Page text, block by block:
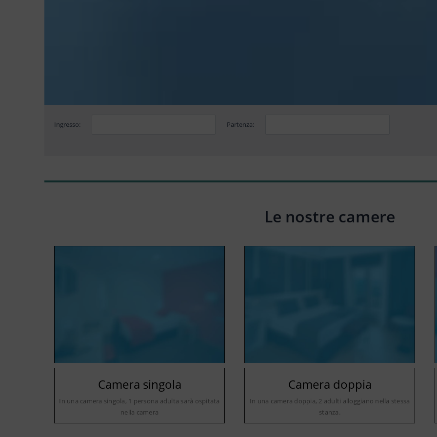
Ingresso: Partenza:
Le nostre camere
Camera singola
In una camera singola, 1 persona adulta sarà ospitata
nella camera
Camera doppia
In una camera doppia, 2 adulti alloggiano nella stessa
stanza.